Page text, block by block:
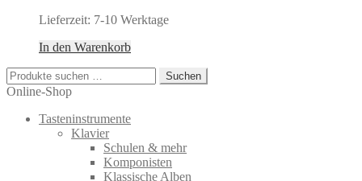
Lieferzeit: 7-10 Werktage
In den Warenkorb
Suchen
nach:
Suchen
Online-Shop
Tasteninstrumente
Klavier
Schulen & mehr
Komponisten
Klassische Alben